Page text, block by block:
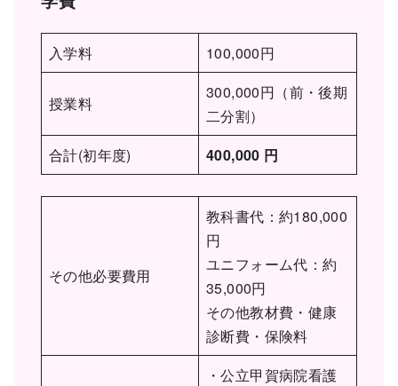
入学料 100,000円
授業料
300,000円（前・後期
二分割）
合計(初年度)
400,000 円
その他必要費用
教科書代：約180,000
円
ユニフォーム代：約
35,000円
その他教材費・健康
診断費・保険料
・公立甲賀病院看護